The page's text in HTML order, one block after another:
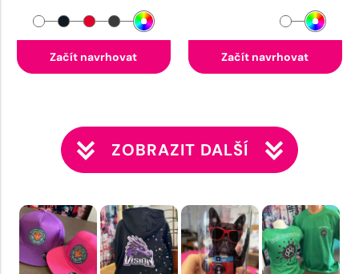
Začít navrhovat Začít navrhovat
ZOBRAZIT DALŠÍ